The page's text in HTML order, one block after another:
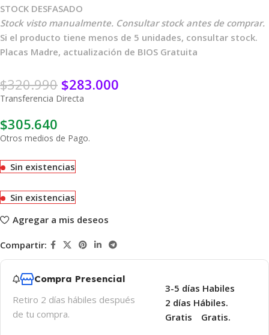
STOCK DESFASADO
Stock visto manualmente. Consultar stock antes de comprar.
Si el producto tiene menos de 5 unidades, consultar stock.
Placas Madre, actualización de BIOS Gratuita
$320.990 $283.000
Transferencia Directa
$305.640
Otros medios de Pago.
Sin existencias
Sin existencias
Agregar a mis deseos
Compartir:
Compra Presencial
Retiro 2 días hábiles después
de tu compra.
3-5 días Habiles
2 días Hábiles.
Gratis
Gratis.